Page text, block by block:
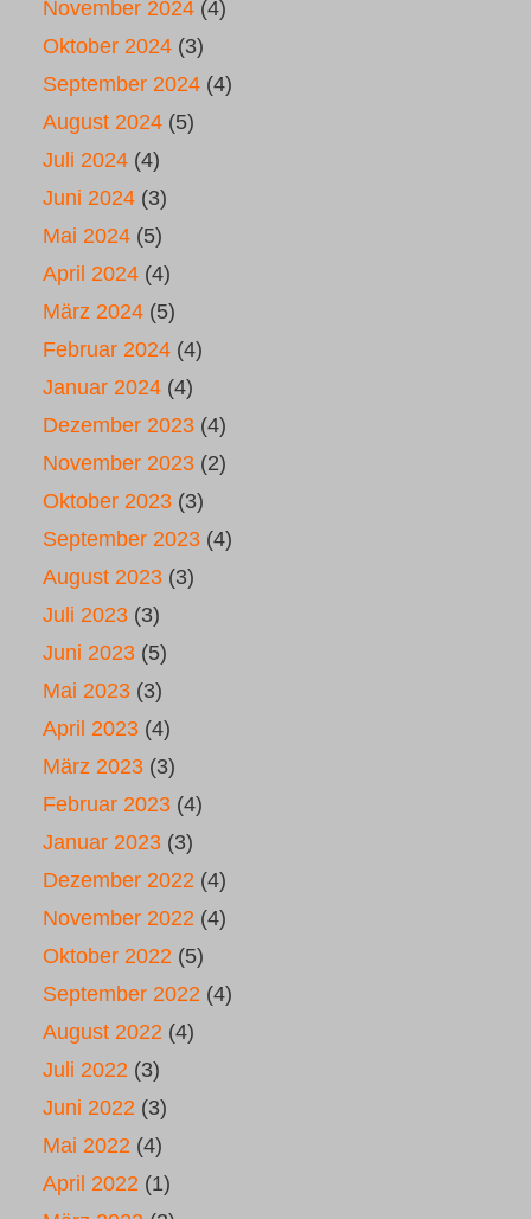
November 2024 (4)
Oktober 2024 (3)
September 2024 (4)
August 2024 (5)
Juli 2024 (4)
Juni 2024 (3)
Mai 2024 (5)
April 2024 (4)
März 2024 (5)
Februar 2024 (4)
Januar 2024 (4)
Dezember 2023 (4)
November 2023 (2)
Oktober 2023 (3)
September 2023 (4)
August 2023 (3)
Juli 2023 (3)
Juni 2023 (5)
Mai 2023 (3)
April 2023 (4)
März 2023 (3)
Februar 2023 (4)
Januar 2023 (3)
Dezember 2022 (4)
November 2022 (4)
Oktober 2022 (5)
September 2022 (4)
August 2022 (4)
Juli 2022 (3)
Juni 2022 (3)
Mai 2022 (4)
April 2022 (1)